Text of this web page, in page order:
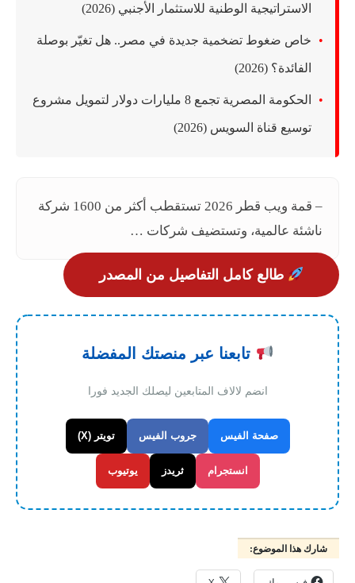
الاستراتيجية الوطنية للاستثمار الأجنبي (2026)
خاص ضغوط تضخمية جديدة في مصر.. هل تغيّر بوصلة
الفائدة؟ (2026)
الحكومة المصرية تجمع 8 مليارات دولار لتمويل مشروع
توسيع قناة السويس (2026)
– قمة ويب قطر 2026 تستقطب أكثر من 1600 شركة
ناشئة عالمية، وتستضيف شركات …
طالع كامل التفاصيل من المصدر
تابعنا عبر منصتك المفضلة
انضم لالاف المتابعين ليصلك الجديد فورا
صفحة الفيس جروب الفيس تويتر (X)
انستجرام ثريدز يوتيوب
شارك هذا الموضوع: